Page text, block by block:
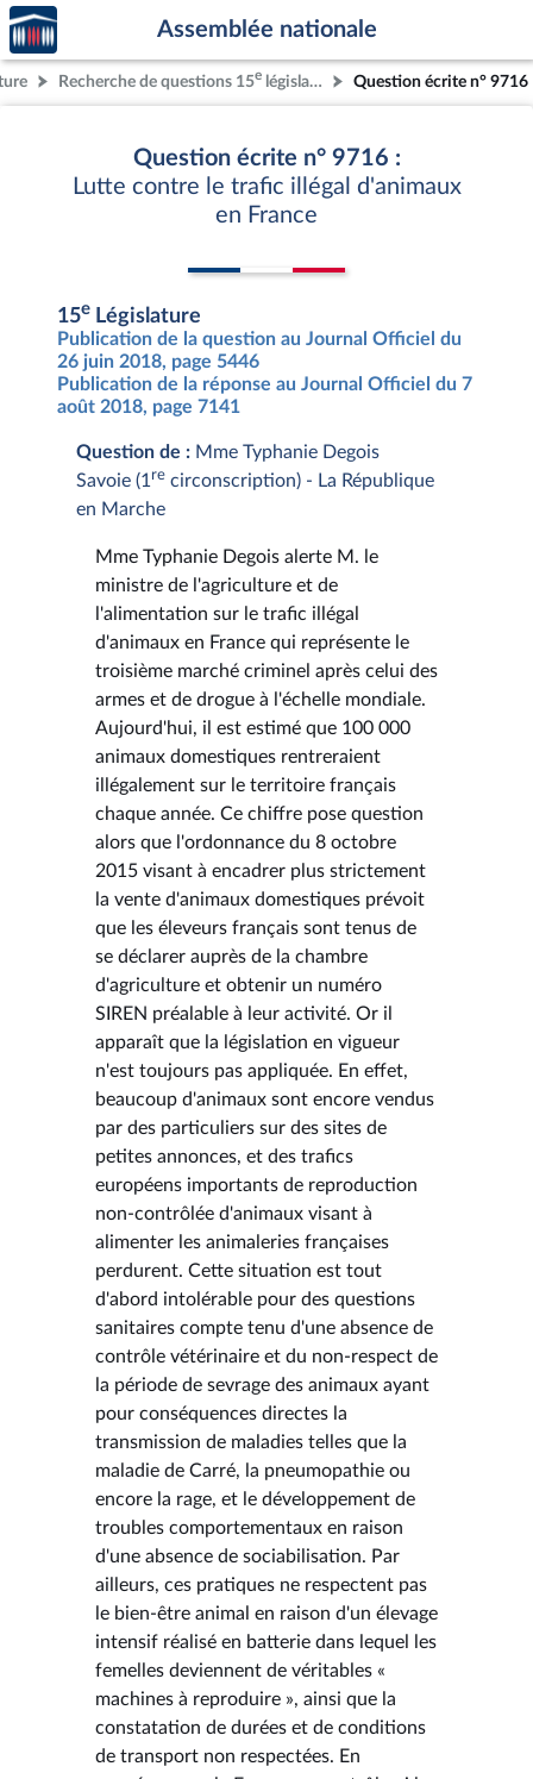
Aller au contenu
Aller en bas de la page
Accèder
à la
page
d'accueil
Assemblée nationale
Recherche de questions 15e législature Question écrite n° 9716
Question écrite n° 9716 :
Lutte contre le trafic illégal d'animaux
en France
15e Législature
Publication de la question au Journal Officiel du
26 juin 2018, page 5446
Publication de la réponse au Journal Officiel du 7
août 2018, page 7141
Question de : Mme Typhanie Degois
Savoie (1 re circonscription) - La République
en Marche
Mme Typhanie Degois alerte M. le
ministre de l'agriculture et de
l'alimentation sur le trafic illégal
d'animaux en France qui représente le
troisième marché criminel après celui des
armes et de drogue à l'échelle mondiale.
Aujourd'hui, il est estimé que 100 000
animaux domestiques rentreraient
illégalement sur le territoire français
chaque année. Ce chiffre pose question
alors que l'ordonnance du 8 octobre
2015 visant à encadrer plus strictement
la vente d'animaux domestiques prévoit
que les éleveurs français sont tenus de
se déclarer auprès de la chambre
d'agriculture et obtenir un numéro
SIREN préalable à leur activité. Or il
apparaît que la législation en vigueur
n'est toujours pas appliquée. En effet,
beaucoup d'animaux sont encore vendus
par des particuliers sur des sites de
petites annonces, et des trafics
européens importants de reproduction
non-contrôlée d'animaux visant à
alimenter les animaleries françaises
perdurent. Cette situation est tout
d'abord intolérable pour des questions
sanitaires compte tenu d'une absence de
contrôle vétérinaire et du non-respect de
la période de sevrage des animaux ayant
pour conséquences directes la
transmission de maladies telles que la
maladie de Carré, la pneumopathie ou
encore la rage, et le développement de
troubles comportementaux en raison
d'une absence de sociabilisation. Par
ailleurs, ces pratiques ne respectent pas
le bien-être animal en raison d'un élevage
intensif réalisé en batterie dans lequel les
femelles deviennent de véritables «
machines à reproduire », ainsi que la
constatation de durées et de conditions
de transport non respectées. En